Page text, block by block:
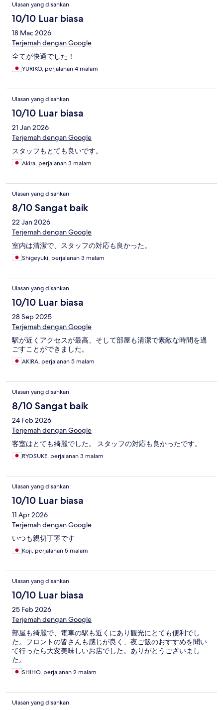
Ulasan yang disahkan
10/10 Luar biasa
18 Mac 2026
Terjemah dengan Google
全てが快適でした！
YURIKO, perjalanan 4 malam
Ulasan yang disahkan
10/10 Luar biasa
21 Jan 2026
Terjemah dengan Google
スタッフもとても良いです。
Akira, perjalanan 3 malam
Ulasan yang disahkan
8/10 Sangat baik
22 Jan 2026
Terjemah dengan Google
室内は清潔で、スタッフの対応も良かった。
Shigeyuki, perjalanan 3 malam
Ulasan yang disahkan
10/10 Luar biasa
28 Sep 2025
Terjemah dengan Google
駅が近くアクセスが最高、そして部屋も清潔で素敵な時間を過
ごすことができました。
AKIRA, perjalanan 5 malam
Ulasan yang disahkan
8/10 Sangat baik
24 Feb 2026
Terjemah dengan Google
客室はとても綺麗でした。 スタッフの対応も良かったです。
RYOSUKE, perjalanan 3 malam
Ulasan yang disahkan
10/10 Luar biasa
11 Apr 2026
Terjemah dengan Google
いつも親切丁寧です
Koji, perjalanan 5 malam
Ulasan yang disahkan
10/10 Luar biasa
25 Feb 2026
Terjemah dengan Google
部屋も綺麗で、電車の駅も近くにあり観光にとても便利でし
た。フロントの皆さんも感じが良く、夜ご飯のおすすめを聞い
て行ったら大変美味しいお店でした。ありがとうございまし
た。
SHIHO, perjalanan 2 malam
Ulasan yang disahkan